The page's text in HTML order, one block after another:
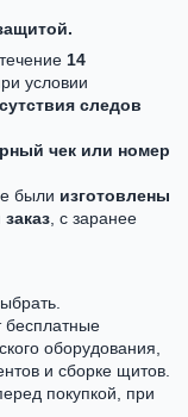
14
условии
следов
чек или номер
были изготовлены
, с заранее
бесплатные
оборудования,
и сборке щитов.
покупкой, при